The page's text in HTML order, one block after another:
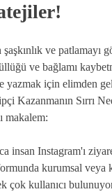
ve patlamayı
ve bağlamı
yazmak için elimden
Kazanmanın Sırrı
makalem:
insan Instagram'ı
kurumsal veya
çok kullanıcı